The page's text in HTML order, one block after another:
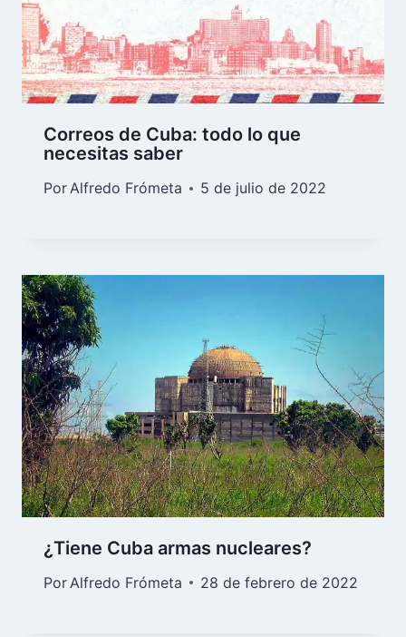
Correos de Cuba: todo lo que
necesitas saber
PorAlfredo Frómeta 5 de julio de 2022
¿Tiene Cuba armas nucleares?
Por Alfredo Frómeta 28 de febrero de 2022